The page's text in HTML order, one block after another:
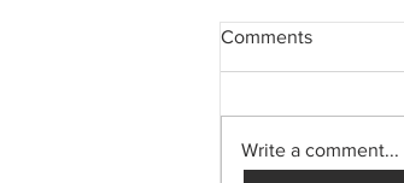
Comments
Write a comment...